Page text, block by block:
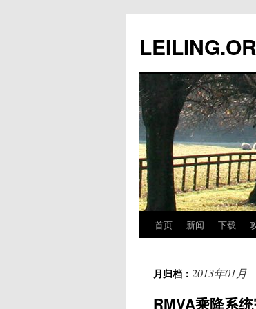
文
首页 新闻 下载
月归档： 2013年01月
RMVA乘降系